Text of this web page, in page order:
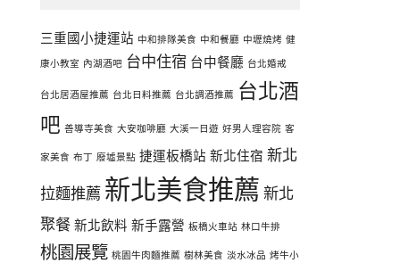
三重國小捷運站 中和排隊美食 中和餐廳 中壢燒烤 健
康小教室 內湖酒吧 台中住宿 台中餐廳 台北婚戒
台北居酒屋推薦 台北日料推薦 台北調酒推薦
台北酒
吧 善導寺美食 大安咖啡廳 大溪一日遊 好男人理容院 客
家美食 布丁 廢墟景點 捷運板橋站 新北住宿 新北
拉麵推薦 新北美食推薦 新北
聚餐 新北飲料 新手露營 板橋火車站 林口牛排
桃園展覽 桃園牛肉麵推薦 樹林美食 淡水冰品 烤牛小